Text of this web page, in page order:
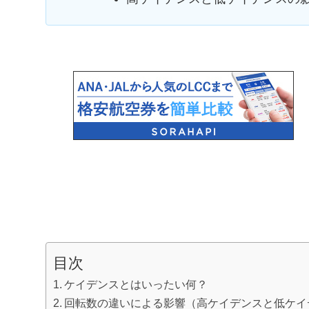
目次
ケイデンスとはいったい何？
回転数の違いによる影響（高ケイデンスと低ケ